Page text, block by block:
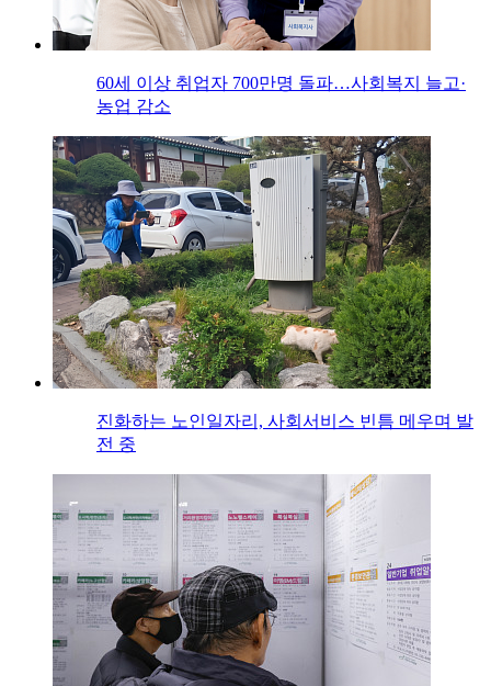
60세 이상 취업자 700만명 돌파…사회복지 늘고·
농업 감소
진화하는 노인일자리, 사회서비스 빈틈 메우며 발
전 중